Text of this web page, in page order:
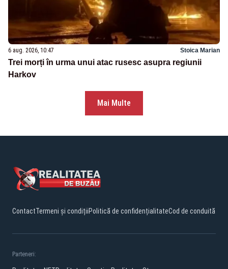
6 aug. 2026, 10:47 Stoica Marian
Trei morți în urma unui atac rusesc asupra regiunii
Harkov
Mai Multe
ContactTermeni și condițiiPolitică de confidențialitateCod de conduită
Parteneri: